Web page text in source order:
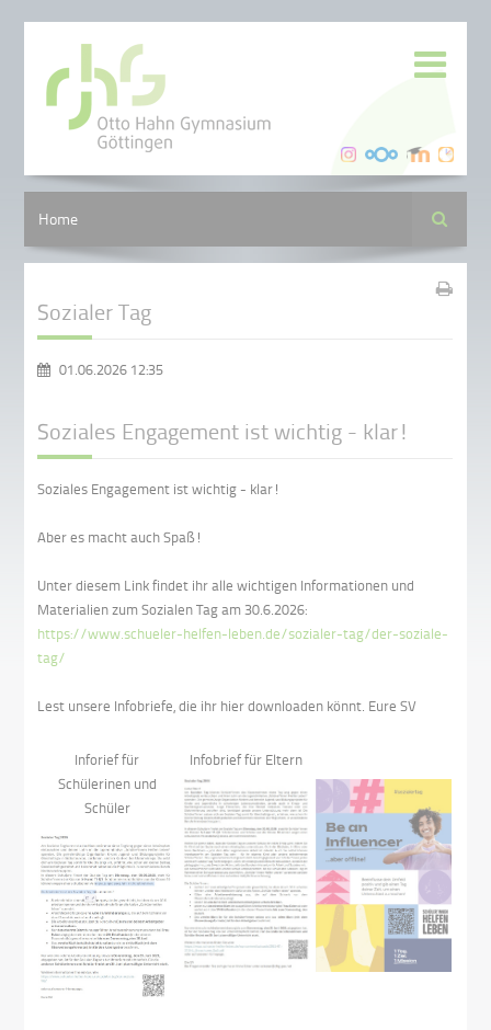
Home Suche
Sozialer Tag
01.06.2026 12:35
Soziales Engagement ist wichtig - klar!
Soziales Engagement ist wichtig - klar!
Aber es macht auch Spaß!
Unter diesem Link findet ihr alle wichtigen Informationen und
Materialien zum Sozialen Tag am 30.6.2026:
https://www.schueler-helfen-leben.de/sozialer-tag/der-soziale-
tag/
Lest unsere Infobriefe, die ihr hier downloaden könnt. Eure SV
Inforief für
Schülerinen und
Schüler
Infobrief für Eltern